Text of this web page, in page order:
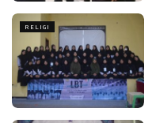
RELIGI